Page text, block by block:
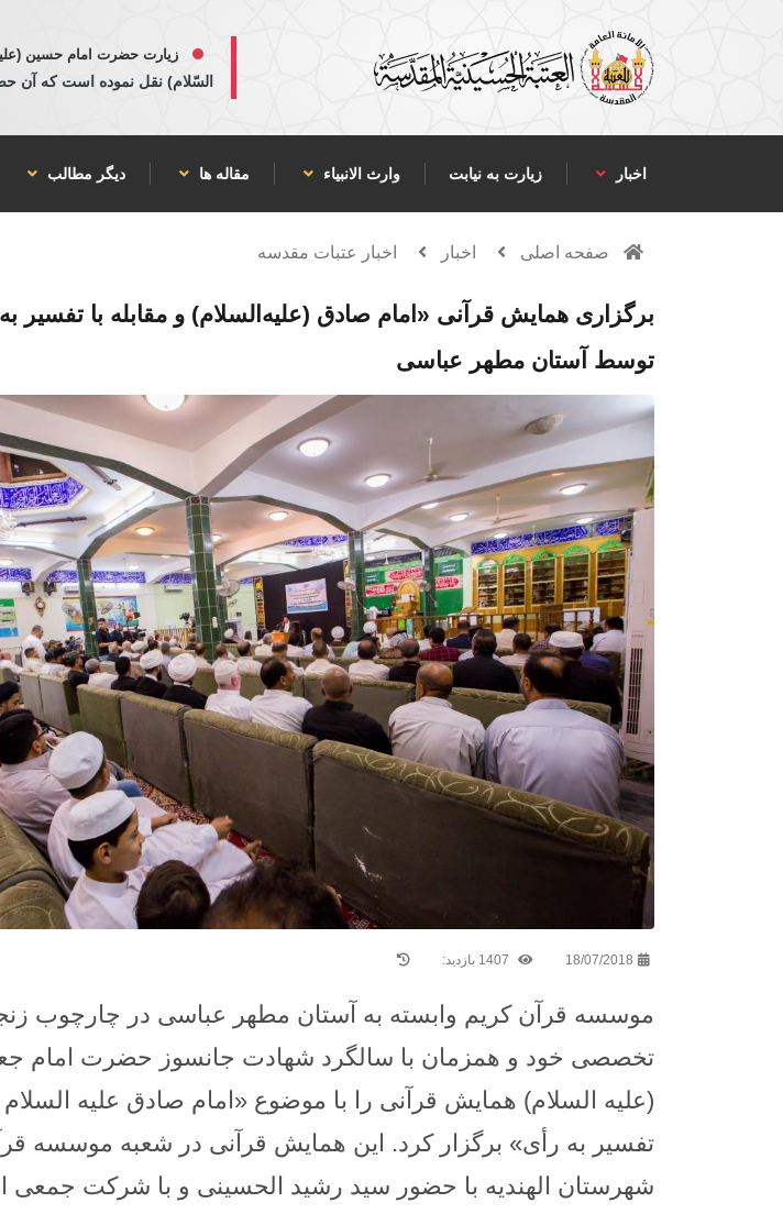
زیارت حضرت امام حسین
السّلام) نقل نموده است كه
اخبار زیارت به نیابت وارث الانبياء مقاله ها دیگر مطالب
صفحه اصلی اخبار اخبار عتبات مقدسه
برگزاری همایش قرآنی «امام صادق (علیه‌السلام) و مقابله با تفسیر
توسط آستان مطهر عباسی
18/07/2018
موسسه قرآن کریم وابسته به آستان مطهر عباسی در چارچوب
تخصصی خود و همزمان با سالگرد شهادت جانسوز حضرت امام
(علیه السلام) همایش قرآنی را با موضوع «امام صادق علیه السلام
تفسیر به رأی» برگزار کرد. این همایش قرآنی در شعبه موسسه
شهرستان الهندیه با حضور سید رشید الحسینی و با شرکت جمعی